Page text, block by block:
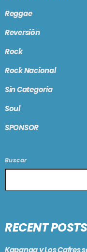
Reggae
Reversión
Rock
Rock Nacional
Sin Categoria
Soul
SPONSOR
Buscar
RECENT POSTS
Kapanga y Los Cafres